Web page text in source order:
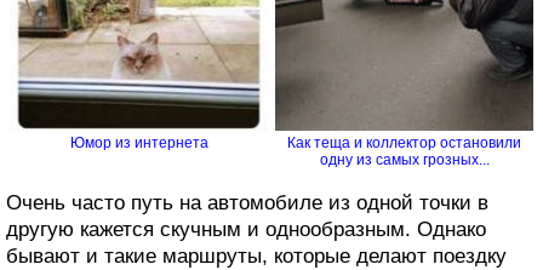
Юмор из интернета
Как теща и коллектор остановили
одну из самых грозных...
Очень часто путь на автомобиле из одной точки в
другую кажется скучным и однообразным. Однако
бывают и такие маршруты, которые делают поездку